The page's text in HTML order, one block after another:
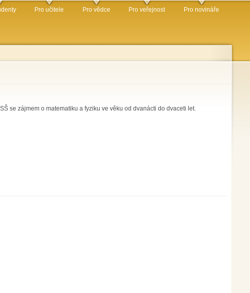
Pro učitele Pro vědce Pro veřejnost Pro novináře
se zájmem o matematiku a fyziku ve věku od dvanácti do dvaceti let.